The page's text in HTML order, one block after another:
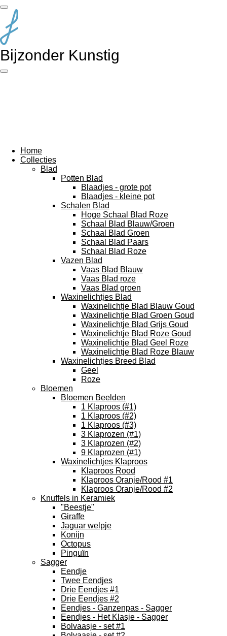
Ga
direct
naar
de
hoofdinhoud
Bijzonder Kunstig
Home
Collecties
Blad
Potten Blad
Blaadjes - grote pot
Blaadjes - kleine pot
Schalen Blad
Hoge Schaal Blad Roze
Schaal Blad Blauw/Groen
Schaal Blad Groen
Schaal Blad Paars
Schaal Blad Roze
Vazen Blad
Vaas Blad Blauw
Vaas Blad roze
Vaas Blad groen
Waxinelichtjes Blad
Waxinelichtje Blad Blauw Goud
Waxinelichtje Blad Groen Goud
Waxinelichtje Blad Grijs Goud
Waxinelichtje Blad Roze Goud
Waxinelichtje Blad Geel Roze
Waxinelichtje Blad Roze Blauw
Waxinelichtjes Breed Blad
Geel
Roze
Bloemen
Bloemen Beelden
1 Klaproos (#1)
1 Klaproos (#2)
1 Klaproos (#3)
3 Klaprozen (#1)
3 Klaprozen (#2)
9 Klaprozen (#1)
Waxinelichtjes Klaproos
Klaproos Rood
Klaproos Oranje/Rood #1
Klaproos Oranje/Rood #2
Knuffels in Keramiek
"Beestje"
Giraffe
Jaguar welpje
Konijn
Octopus
Pinguïn
Sagger
Eendje
Twee Eendjes
Drie Eendjes #1
Drie Eendjes #2
Eendjes - Ganzenpas - Sagger
Eendjes - Het Klasje - Sagger
Bolvaasje - set #1